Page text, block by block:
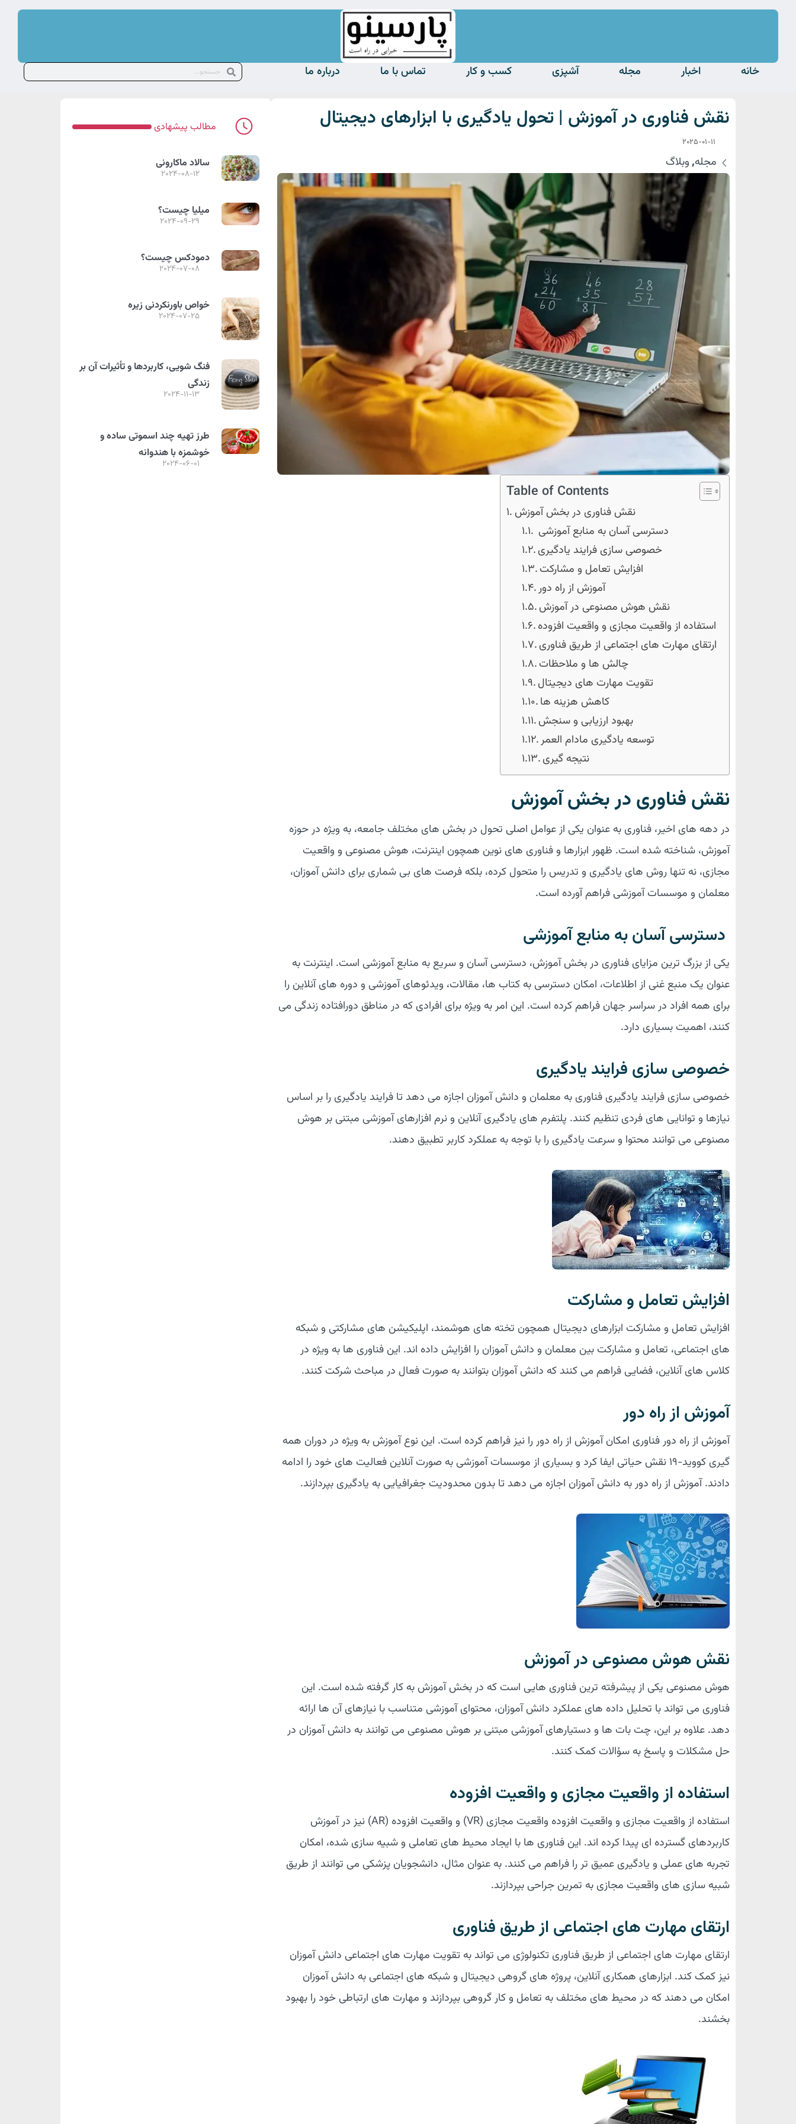
خانه اخبار مجله آشپزی کسب و کار تماس با ما درباره ما
نقش فناوری در آموزش | تحول یادگیری با ابزارهای دیجیتال
2025-01-11
مجله,وبلاگ
Table of Contents
نقش فناوری در بخش آموزش
دسترسی آسان به منابع آموزشی
خصوصی سازی فرایند یادگیری
افزایش تعامل و مشارکت
آموزش از راه دور
نقش هوش مصنوعی در آموزش
استفاده از واقعیت مجازی و واقعیت افزوده
ارتقای مهارت های اجتماعی از طریق فناوری
چالش ها و ملاحظات
تقویت مهارت های دیجیتال
کاهش هزینه ها
بهبود ارزیابی و سنجش
توسعه یادگیری مادام العمر
نتیجه گیری
نقش فناوری در بخش آموزش
در دهه های اخیر، فناوری به عنوان یکی از عوامل اصلی تحول در بخش های مختلف جامعه، به ویژه در حوزه
آموزش، شناخته شده است. ظهور ابزارها و فناوری های نوین همچون اینترنت، هوش مصنوعی و واقعیت
مجازی، نه تنها روش های یادگیری و تدریس را متحول کرده، بلکه فرصت های بی شماری برای دانش آموزان،
معلمان و موسسات آموزشی فراهم آورده است.
دسترسی آسان به منابع آموزشی
یکی از بزرگ ترین مزایای فناوری در بخش آموزش، دسترسی آسان و سریع به منابع آموزشی است. اینترنت به
عنوان یک منبع غنی از اطلاعات، امکان دسترسی به کتاب ها، مقالات، ویدئوهای آموزشی و دوره های آنلاین را
برای همه افراد در سراسر جهان فراهم کرده است. این امر به ویژه برای افرادی که در مناطق دورافتاده زندگی می
کنند، اهمیت بسیاری دارد.
خصوصی سازی فرایند یادگیری
خصوصی سازی فرایند یادگیری فناوری به معلمان و دانش آموزان اجازه می دهد تا فرایند یادگیری را بر اساس
نیازها و توانایی های فردی تنظیم کنند. پلتفرم های یادگیری آنلاین و نرم افزارهای آموزشی مبتنی بر هوش
مصنوعی می توانند محتوا و سرعت یادگیری را با توجه به عملکرد کاربر تطبیق دهند.
افزایش تعامل و مشارکت
افزایش تعامل و مشارکت ابزارهای دیجیتال همچون تخته های هوشمند، اپلیکیشن های مشارکتی و شبکه
های اجتماعی، تعامل و مشارکت بین معلمان و دانش آموزان را افزایش داده اند. این فناوری ها به ویژه در
کلاس های آنلاین، فضایی فراهم می کنند که دانش آموزان بتوانند به صورت فعال در مباحث شرکت کنند.
آموزش از راه دور
آموزش از راه دور فناوری امکان آموزش از راه دور را نیز فراهم کرده است. این نوع آموزش به ویژه در دوران همه
گیری کووید-۱۹ نقش حیاتی ایفا کرد و بسیاری از موسسات آموزشی به صورت آنلاین فعالیت های خود را ادامه
دادند. آموزش از راه دور به دانش آموزان اجازه می دهد تا بدون محدودیت جغرافیایی به یادگیری بپردازند.
نقش هوش مصنوعی در آموزش
هوش مصنوعی یکی از پیشرفته ترین فناوری هایی است که در بخش آموزش به کار گرفته شده است. این
فناوری می تواند با تحلیل داده های عملکرد دانش آموزان، محتوای آموزشی متناسب با نیازهای آن ها ارائه
دهد. علاوه بر این، چت بات ها و دستیارهای آموزشی مبتنی بر هوش مصنوعی می توانند به دانش آموزان در
حل مشکلات و پاسخ به سؤالات کمک کنند.
استفاده از واقعیت مجازی و واقعیت افزوده
استفاده از واقعیت مجازی و واقعیت افزوده واقعیت مجازی (VR) و واقعیت افزوده (AR) نیز در آموزش
کاربردهای گسترده ای پیدا کرده اند. این فناوری ها با ایجاد محیط های تعاملی و شبیه سازی شده، امکان
تجربه های عملی و یادگیری عمیق تر را فراهم می کنند. به عنوان مثال، دانشجویان پزشکی می توانند از طریق
شبیه سازی های واقعیت مجازی به تمرین جراحی بپردازند.
ارتقای مهارت های اجتماعی از طریق فناوری
ارتقای مهارت های اجتماعی از طریق فناوری تکنولوژی می تواند به تقویت مهارت های اجتماعی دانش آموزان
نیز کمک کند. ابزارهای همکاری آنلاین، پروژه های گروهی دیجیتال و شبکه های اجتماعی به دانش آموزان
امکان می دهند که در محیط های مختلف به تعامل و کار گروهی بپردازند و مهارت های ارتباطی خود را بهبود
بخشند.
مطالب پیشهادی
سالاد ماکارونی
2024-08-12
میلیا چیست؟
2024-09-29
دمودکس چیست؟
2024-07-08
خواص باورنکردنی زیره
2024-07-25
فنگ شویی، کاربردها و تأثیرات آن بر
زندگی
2024-11-13
طرز تهیه چند اسموتی ساده و
خوشمزه با هندوانه
2024-06-01